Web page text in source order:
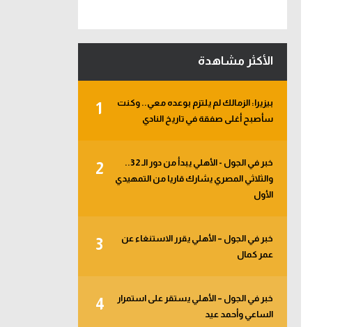
الأكثر مشاهدة
1
بيزيرا: الزمالك لم يلتزم بوعده معي.. وكنت
سأصبح أغلى صفقة في تاريخ النادي
2
خبر في الجول - الأهلي يبدأ من دور الـ 32..
والثلاثي المصري يشارك قاريا من التمهيدي
الأول
3
خبر في الجول – الأهلي يقرر الاستنغاء عن
عمر كمال
4
خبر في الجول – الأهلي يستقر على استمرار
الساعي وأحمد عيد